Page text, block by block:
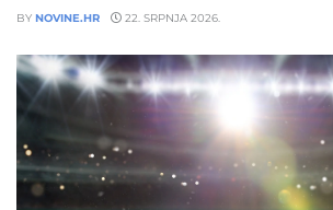
BY NOVINE.HR 22. SRPNJA 2026.